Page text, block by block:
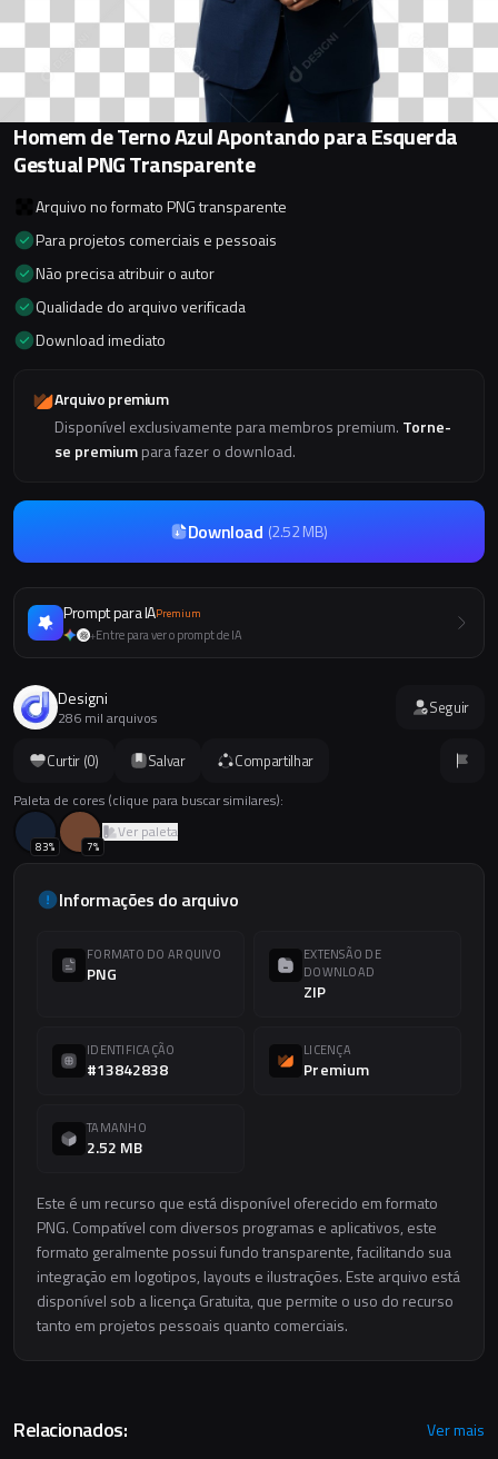
Curtir (0) Salvar Compartilhar
Paleta de cores (clique para buscar similares):
83% 7%
Ver paleta
Informações do arquivo
FORMATO DO ARQUIVO
PNG
EXTENSÃO DE
DOWNLOAD
ZIP
IDENTIFICAÇÃO
#13842838
LICENÇA
Premium
TAMANHO
2.52 MB
Este é um recurso que está disponível oferecido em formato
PNG. Compatível com diversos programas e aplicativos, este
formato geralmente possui fundo transparente, facilitando sua
integração em logotipos, layouts e ilustrações. Este arquivo está
disponível sob a licença Gratuita, que permite o uso do recurso
tanto em projetos pessoais quanto comerciais.
Homem de Terno Azul Apontando para Esquerda
Gestual PNG Transparente
Arquivo no formato PNG transparente
Para projetos comerciais e pessoais
Não precisa atribuir o autor
Qualidade do arquivo verificada
Download imediato
Arquivo premium
Disponível exclusivamente para membros premium. Torne-
se premiumpara fazer o download.
Download (2.52 MB)
Prompt para IAPremium
+Entre para ver o prompt de IA
Designi
286 mil arquivos Seguir
Relacionados: Ver mais